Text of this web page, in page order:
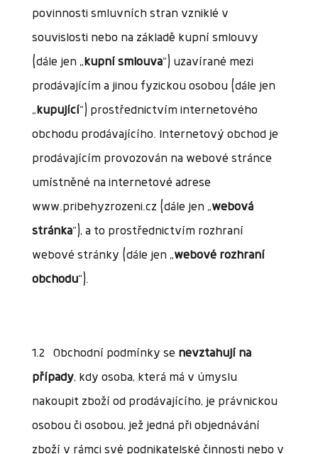
povinnosti smluvních stran vzniklé v
souvislosti nebo na základě kupní smlouvy
(dále jen „kupní smlouva“) uzavírané mezi
prodávajícím a jinou fyzickou osobou (dále jen
„kupující“) prostřednictvím internetového
obchodu prodávajícího. Internetový obchod je
prodávajícím provozován na webové stránce
umístněné na internetové adrese
www.pribehyzrozeni.cz (dále jen „webová
stránka“), a to prostřednictvím rozhraní
webové stránky (dále jen „webové rozhraní
obchodu“).
1.2 Obchodní podmínky se nevztahují na
případy, kdy osoba, která má v úmyslu
nakoupit zboží od prodávajícího, je právnickou
osobou či osobou, jež jedná při objednávání
zboží v rámci své podnikatelské činnosti nebo v